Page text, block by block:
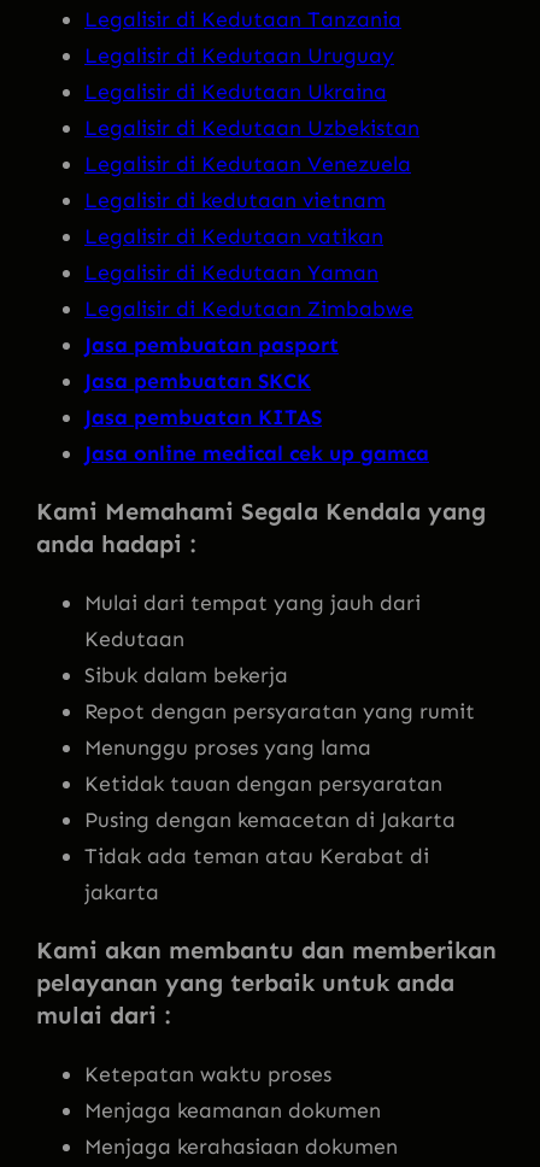
Legalisir di Kedutaan Tanzania
Legalisir di Kedutaan Uruguay
Legalisir di Kedutaan Ukraina
Legalisir di Kedutaan Uzbekistan
Legalisir di Kedutaan Venezuela
Legalisir di kedutaan vietnam
Legalisir di Kedutaan vatikan
Legalisir di Kedutaan Yaman
Legalisir di Kedutaan Zimbabwe
Jasa pembuatan pasport
Jasa pembuatan SKCK
Jasa pembuatan KITAS
Jasa online medical cek up gamca
Kami Memahami Segala Kendala yang
anda hadapi :
Mulai dari tempat yang jauh dari
Kedutaan
Sibuk dalam bekerja
Repot dengan persyaratan yang rumit
Menunggu proses yang lama
Ketidak tauan dengan persyaratan
Pusing dengan kemacetan di Jakarta
Tidak ada teman atau Kerabat di
jakarta
Kami akan membantu dan memberikan
pelayanan yang terbaik untuk anda
mulai dari :
Ketepatan waktu proses
Menjaga keamanan dokumen
Menjaga kerahasiaan dokumen